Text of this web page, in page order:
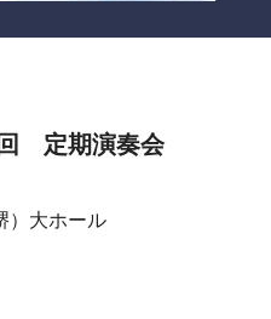
定期演奏会
）大ホール